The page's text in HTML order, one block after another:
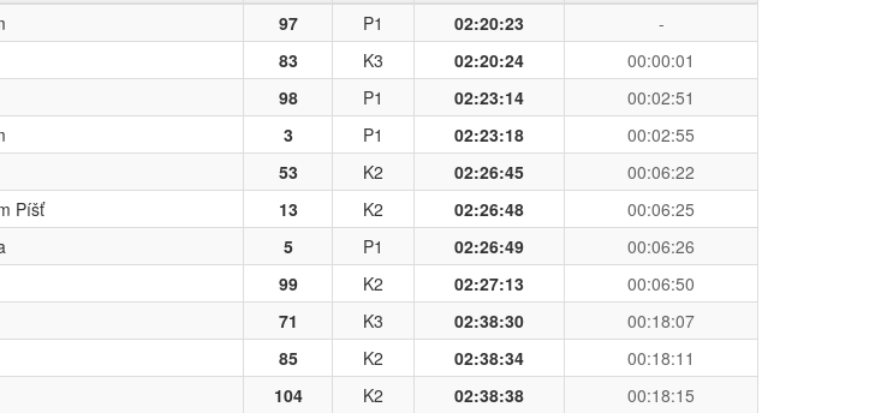
97 P1 02:20:23
-
83 K3 02:20:24
00:00:01
98 P1 02:23:14
00:02:51
3 P1 02:23:18
00:02:55
53 K2 02:26:45
00:06:22
Píšť 13 K2 02:26:48
00:06:25
5 P1 02:26:49
00:06:26
99 K2 02:27:13
00:06:50
71 K3 02:38:30
00:18:07
85 K2 02:38:34
00:18:11
104 K2 02:38:38
00:18:15